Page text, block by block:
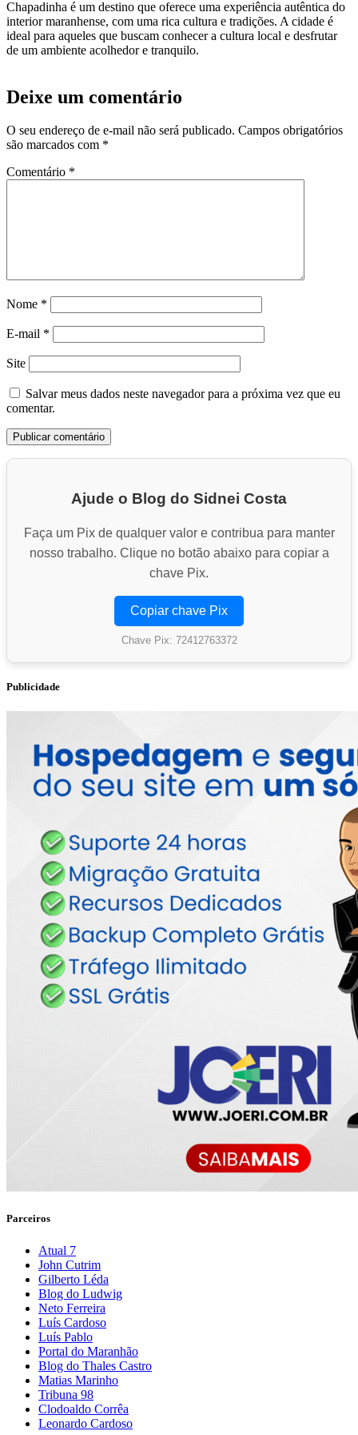
Chapadinha é um destino que oferece uma experiência autêntica do
interior maranhense, com uma rica cultura e tradições. A cidade é
ideal para aqueles que buscam conhecer a cultura local e desfrutar
de um ambiente acolhedor e tranquilo.
Deixe um comentário
O seu endereço de e-mail não será publicado. Campos obrigatórios
são marcados com *
Comentário *
Nome *
E-mail *
Site
Salvar meus dados neste navegador para a próxima vez que eu
comentar.
Ajude o Blog do Sidnei Costa
Faça um Pix de qualquer valor e contribua para manter
nosso trabalho. Clique no botão abaixo para copiar a
chave Pix.
Copiar chave Pix
Chave Pix: 72412763372
Publicidade
Parceiros
Atual 7
John Cutrim
Gilberto Léda
Blog do Ludwig
Neto Ferreira
Luís Cardoso
Luís Pablo
Portal do Maranhão
Blog do Thales Castro
Matias Marinho
Tribuna 98
Clodoaldo Corrêa
Leonardo Cardoso